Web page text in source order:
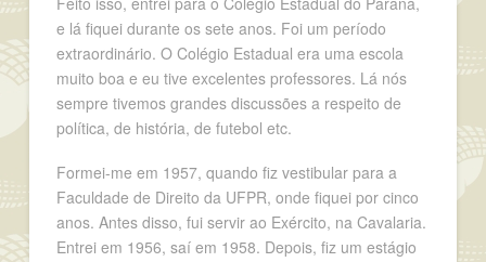
e lá fiquei durante os sete anos. Foi um período
extraordinário. O Colégio Estadual era uma escola
muito boa e eu tive excelentes professores. Lá nós
sempre tivemos grandes discussões a respeito de
política, de história, de futebol etc.
Formei-me em 1957, quando fiz vestibular para a
Faculdade de Direito da UFPR, onde fiquei por cinco
anos. Antes disso, fui servir ao Exército, na Cavalaria.
Entrei em 1956, saí em 1958. Depois, fiz um estágio